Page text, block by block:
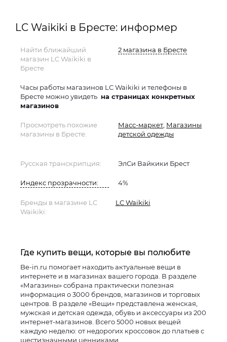
LC Waikiki в Бресте: информер
Найти ближайший
магазин LC Waikiki в
Бресте
2 магазина в Бресте
Часы работы магазинов LC Waikiki и телефоны в
Бресте можно увидеть на страницах конкретных
магазинов
Просмотреть похожие
магазины в Бресте:
Масс-маркет, Магазины
детской одежды
Русская транскрипция: ЭлСи Вайкики Брест
Индекс прозрачности: 4%
Бренды в магазине LC
Waikiki:
LC Waikiki
Где купить вещи, которые вы полюбите
Be-in.ru помогает находить актуальные вещи в
интернете и в магазинах вашего города. В разделе
«Магазины» собрана практически полезная
информация о 3000 брендов, магазинов и торговых
центров. В разделе «Вещи» представлена женская,
мужская и детская одежда, обувь и аксессуары из 200
интернет-магазинов. Всего 5000 новых вещей
каждую неделю: от недорогих кроссовок до платьев с
шестизначными ценниками.